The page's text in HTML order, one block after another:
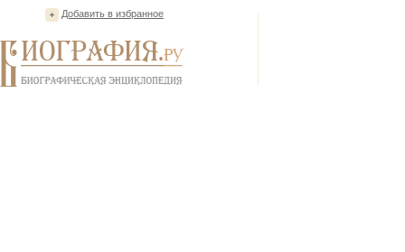
Добавить в избранное